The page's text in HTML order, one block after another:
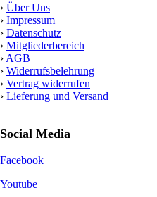
› Über Uns
› Impressum
› Datenschutz
› Mitgliederbereich
› AGB
› Widerrufsbelehrung
› Vertrag widerrufen
› Lieferung und Versand
Social Media
Facebook
Youtube